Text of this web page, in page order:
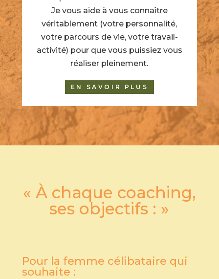
Je vous aide à vous connaître
véritablement (votre personnalité,
votre parcours de vie, votre travail-
activité) pour que vous puissiez vous
réaliser pleinement.
EN SAVOIR PLUS
« À chaque coaching,
ses objectifs : »
Pour la femme célibataire qui
souhaite :